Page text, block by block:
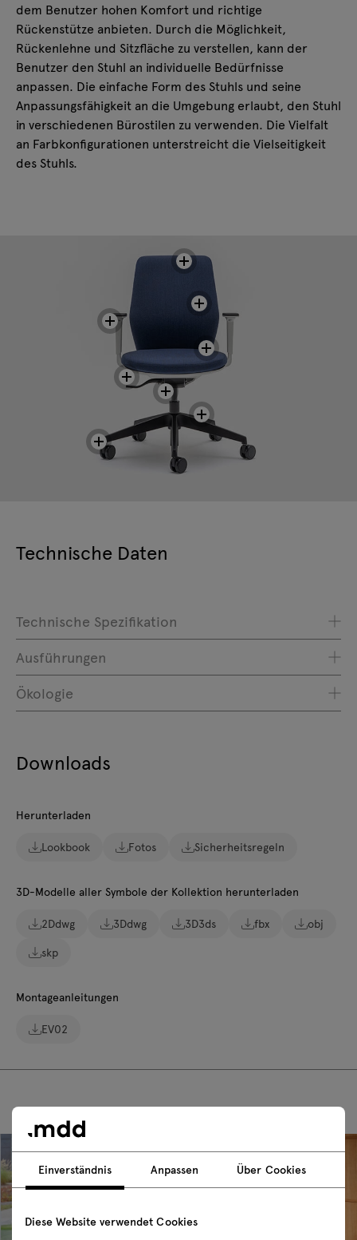
dem Benutzer hohen Komfort und richtige
Rückenstütze anbieten. Durch die Möglichkeit,
Rückenlehne und Sitzfläche zu verstellen, kann der
Benutzer den Stuhl an individuelle Bedürfnisse
anpassen. Die einfache Form des Stuhls und seine
Anpassungsfähigkeit an die Umgebung erlaubt, den Stuhl
in verschiedenen Bürostilen zu verwenden. Die Vielfalt
an Farbkonfigurationen unterstreicht die Vielseitigkeit
des Stuhls.
Technische Daten
Technische Spezifikation
Ausführungen
Ökologie
Downloads
Herunterladen
Lookbook Fotos Sicherheitsregeln
3D-Modelle aller Symbole der Kollektion herunterladen
2Ddwg 3Ddwg 3D3ds fbx
obj
skp
Montageanleitungen
EV02
Einverständnis Anpassen Über Cookies
Diese Website verwendet Cookies